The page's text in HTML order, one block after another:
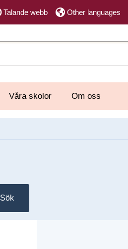
Talande webb Other languages
Våra skolor Om oss
Sök